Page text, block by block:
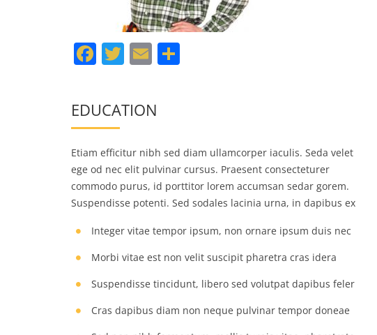
Facebook
Twitter
Email
EDUCATION
Etiam efficitur nibh sed diam ullamcorper iaculis. Seda velet
ege od nec elit pulvinar cursus. Praesent consecteturer
commodo purus, id porttitor lorem accumsan sedar gorem.
Suspendisse potenti. Sed sodales lacinia urna, in dapibus ex
Integer vitae tempor ipsum, non ornare ipsum duis nec
Morbi vitae est non velit suscipit pharetra cras idera
Suspendisse tincidunt, libero sed volutpat dapibus feler
Cras dapibus diam non neque pulvinar tempor doneae